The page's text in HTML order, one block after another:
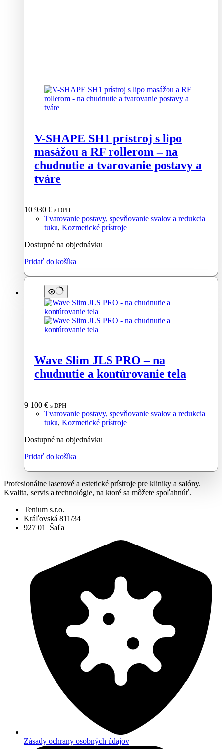
V-SHAPE SH1 prístroj s lipo
masážou a RF rollerom – na
chudnutie a tvarovanie postavy a
tváre
10 930 € s DPH
Tvarovanie postavy, spevňovanie svalov a redukcia
tuku, Kozmetické prístroje
Dostupné na objednávku
Pridať do košíka
Wave Slim JLS PRO – na
chudnutie a kontúrovanie tela
9 100 € s DPH
Tvarovanie postavy, spevňovanie svalov a redukcia
tuku, Kozmetické prístroje
Dostupné na objednávku
Pridať do košíka
Profesionálne laserové a estetické prístroje pre kliniky a salóny.
Kvalita, servis a technológie, na ktoré sa môžete spoľahnúť.
Tenium s.r.o.
Kráľovská 811/34
927 01 Šaľa
Zásady ochrany osobných údajov